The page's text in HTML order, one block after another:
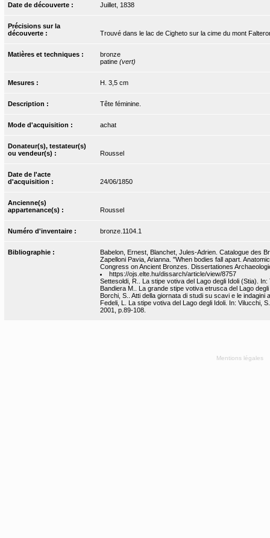
Date de découverte : Juillet, 1838
Précisions sur la
découverte :
Trouvé dans le lac de Cigheto sur la cime du mont
Matières et techniques :
bronze
patine (vert)
Mesures : H. 3,5 cm
Description : Tête féminine.
Mode d'acquisition : achat
Donateur(s), testateur(s)
ou vendeur(s) :
Roussel
Date de l'acte
d'acquisition :
24/06/1850
Ancienne(s)
appartenance(s) :
Roussel
Numéro d'inventaire : bronze.1104.1
Bibliographie :
Babelon, Ernest, Blanchet, Jules-Adrien. Catalogue des
Zapelloni Pavia, Arianna. "When bodies fall apart.
Congress on Ancient Bronzes. Dissertationes
https://ojs.elte.hu/dissarch/article/view/8757
Settesoldi, R.. La stipe votiva del Lago degli Idoli (Stia).
Bandiera M.. La grande stipe votiva etrusca del Lago
Borchi, S.. Atti della giornata di studi su scavi e le
Fedeli, L. La stipe votiva del Lago degli Idoli. In: Vilucchi,
2001, p.89-108.
Mentions légales